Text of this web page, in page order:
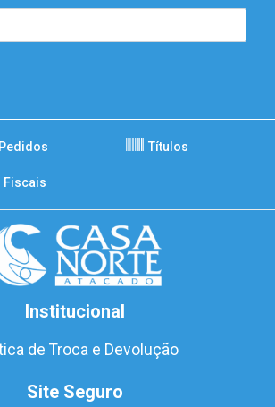
Títulos
Fiscais
Institucional
de Troca e Devolução
Site Seguro